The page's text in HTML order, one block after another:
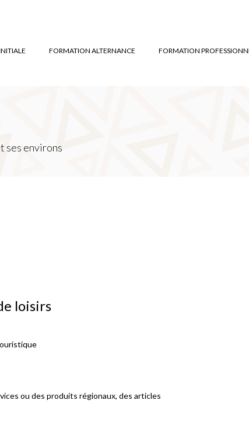
FORMATION ALTERNANCE FORMATION
ses environs
loisirs
ou des produits régionaux, des articles